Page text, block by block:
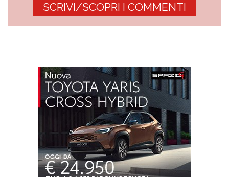
SCRIVI/SCOPRI I COMMENTI